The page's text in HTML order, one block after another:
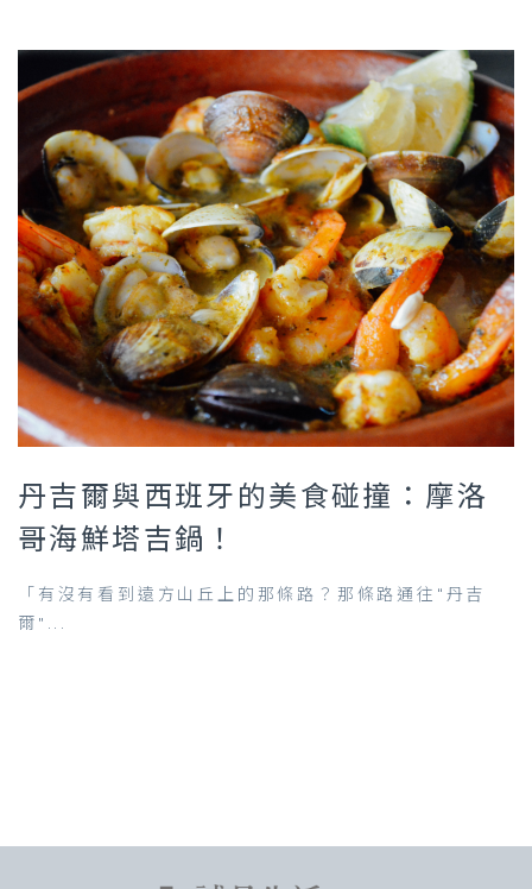
丹吉爾與西班牙的美食碰撞：摩洛
哥海鮮塔吉鍋！
「有沒有看到遠方山丘上的那條路？那條路通往“丹吉
爾”...